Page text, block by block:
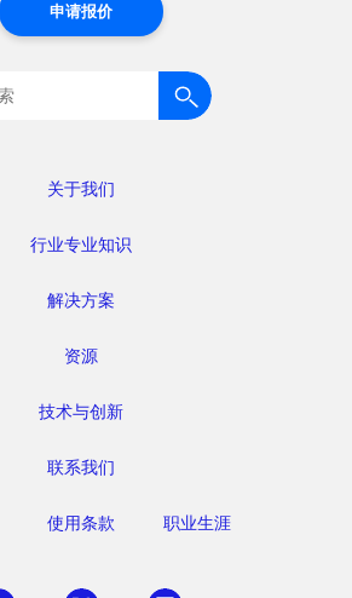
关于我们
行业专业知识
解决方案
资源
技术与创新
联系我们
使用条款 职业生涯
申请报价